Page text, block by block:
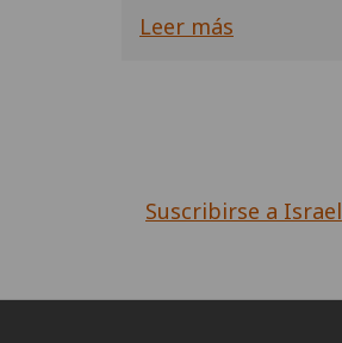
Leer más
Suscribirse a Israel